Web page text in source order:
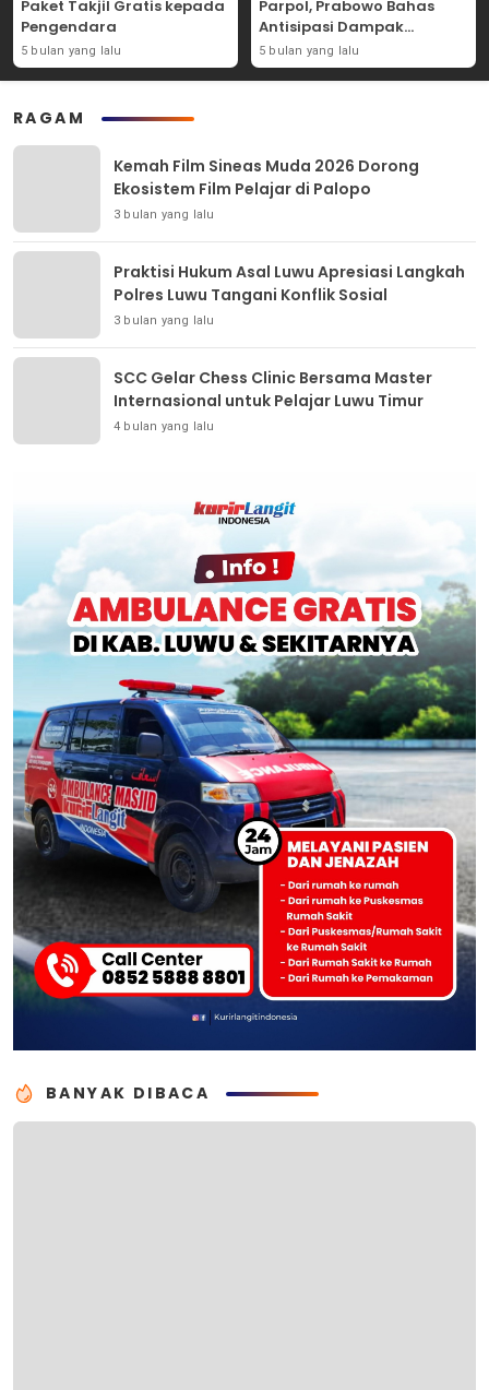
Paket Takjil Gratis kepada
Pengendara
5 bulan yang lalu
Parpol, Prabowo Bahas
Antisipasi Dampak
Geopolitik Dunia Usia
Konflik Iran-AS
5 bulan yang lalu
RAGAM
Kemah Film Sineas Muda 2026 Dorong
Ekosistem Film Pelajar di Palopo
3 bulan yang lalu
Praktisi Hukum Asal Luwu Apresiasi Langkah
Polres Luwu Tangani Konflik Sosial
3 bulan yang lalu
SCC Gelar Chess Clinic Bersama Master
Internasional untuk Pelajar Luwu Timur
4 bulan yang lalu
BANYAK DIBACA